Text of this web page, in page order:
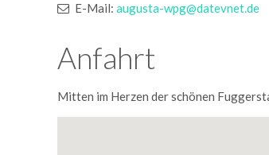
E-Mail: augusta-wpg@datevnet.de
Anfahrt
Mitten im Herzen der schönen